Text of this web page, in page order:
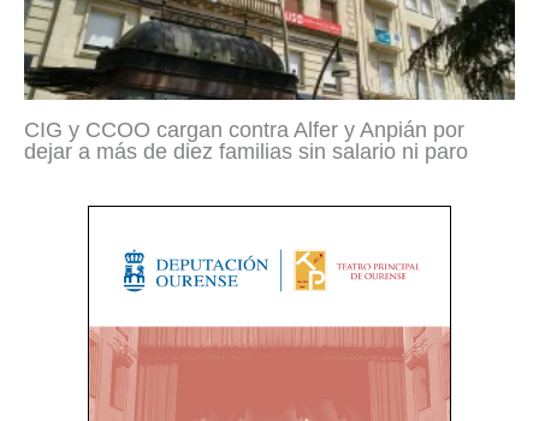
CIG y CCOO cargan contra Alfer y Anpián por
dejar a más de diez familias sin salario ni paro